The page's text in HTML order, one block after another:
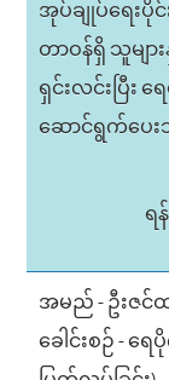
အုပ်ချုပ်ရေးပိုင်
တာဝန်ရှိ သူမျ
ရှင်းလင်းပြီး
ဆောင်ရွက်ပေး
ရ
အမည် - ဦးဇင်
ခေါင်းစဉ် - ရ